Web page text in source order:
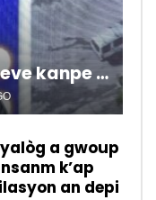
Popilasyon an dwe leve kanpe pou chanje sitiyasyon kawotik l’ap viv nan peyi a.
a gwoup
k’ap
an depi